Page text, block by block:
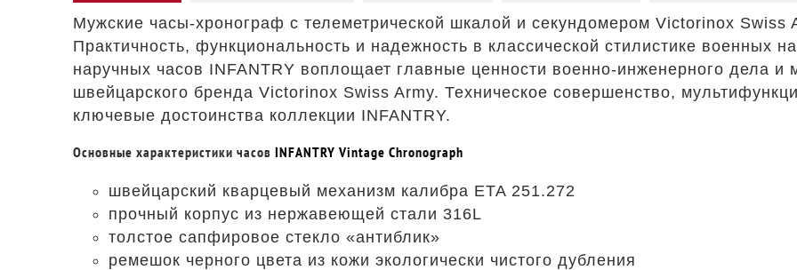
Мужские часы-хронограф с телеметрической шкалой и секундомером Victorinox Swiss
Практичность, функциональность и надежность в классической стилистике военных
наручных часов INFANTRY воплощает главные ценности военно-инженерного дела и
швейцарского бренда Victorinox Swiss Army. Техническое совершенство,
ключевые достоинства коллекции INFANTRY.
Основные характеристики часов INFANTRY Vintage Chronograph
швейцарский кварцевый механизм калибра ETA 251.272
прочный корпус из нержавеющей стали 316L
толстое сапфировое стекло «антиблик»
ремешок черного цвета из кожи экологически чистого дубления